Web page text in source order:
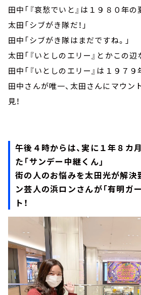
田中「『哀愁でいと』は１９８０年の
太田「シブがき隊だ！」
田中「シブがき隊はまだですね。」
太田「『いとしのエリー』とかこの辺
田中「『いとしのエリー』は１９７９
田中さんが唯一、太田さんにマウン
見！
午後４時からは、実に１年８カ
た「サンデー中継くん」
街の人のお悩みを太田光が解決
ン芸人の浜ロンさんが「有明ガ
ト！